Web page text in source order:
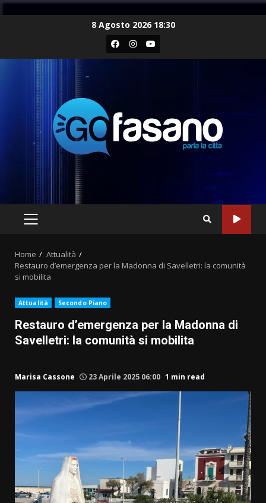
8 Agosto 2026 18:30
Facebook
Instagram
Youtube
PRIMARY
Home
Attualità
Restauro d’emergenza per la Madonna di Savelletri: la comunità
si mobilita
Attualità Secondo Piano
Restauro d’emergenza per la Madonna di
Savelletri: la comunità si mobilita
Marisa Cassone 23 Aprile 2025 06:00 1 min read